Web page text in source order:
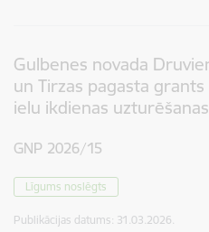
Gulbenes novada
un Tirzas pagasta
ielu ikdienas
GNP 2026/15
Līgums noslēgts
Publikācijas datums: 31.03.2026.